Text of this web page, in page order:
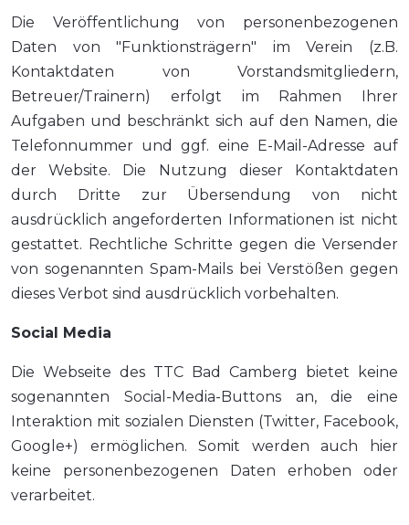
Die Veröffentlichung von personenbezogenen
Daten von "Funktionsträgern" im Verein (z.B.
Kontaktdaten von Vorstandsmitgliedern,
Betreuer/Trainern) erfolgt im Rahmen Ihrer
Aufgaben und beschränkt sich auf den Namen, die
Telefonnummer und ggf. eine E-Mail-Adresse auf
der Website. Die Nutzung dieser Kontaktdaten
durch Dritte zur Übersendung von nicht
ausdrücklich angeforderten Informationen ist nicht
gestattet. Rechtliche Schritte gegen die Versender
von sogenannten Spam-Mails bei Verstößen gegen
dieses Verbot sind ausdrücklich vorbehalten.
Social Media
Die Webseite des TTC Bad Camberg bietet keine
sogenannten Social-Media-Buttons an, die eine
Interaktion mit sozialen Diensten (Twitter, Facebook,
Google+) ermöglichen. Somit werden auch hier
keine personenbezogenen Daten erhoben oder
verarbeitet.